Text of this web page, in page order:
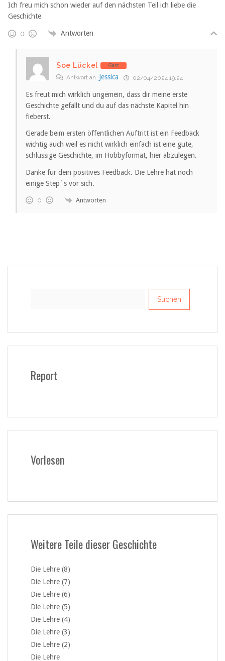
Ich freu mich schon wieder auf den nächsten Teil ich liebe die
Geschichte
0 Antworten
Soe Lückel Gast
Antwort an Jessica 02/04/2024 19:24
Es freut mich wirklich ungemein, dass dir meine erste
Geschichte gefällt und du auf das nächste Kapitel hin
fieberst.
Gerade beim ersten öffentlichen Auftritt ist ein Feedback
wichtig auch weil es nicht wirklich einfach ist eine gute,
schlüssige Geschichte, im Hobbyformat, hier abzulegen.
Danke für dein positives Feedback. Die Lehre hat noch
einige Step´s vor sich.
0 Antworten
Report
Vorlesen
Weitere Teile dieser Geschichte
Die Lehre (8)
Die Lehre (7)
Die Lehre (6)
Die Lehre (5)
Die Lehre (4)
Die Lehre (3)
Die Lehre (2)
Die Lehre